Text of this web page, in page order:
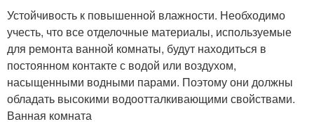
Устойчивость к повышенной влажности. Необходимо
учесть, что все отделочные материалы, используемые
для ремонта ванной комнаты, будут находиться в
постоянном контакте с водой или воздухом,
насыщенными водными парами. Поэтому они должны
обладать высокими водоотталкивающими свойствами.
Ванная комната